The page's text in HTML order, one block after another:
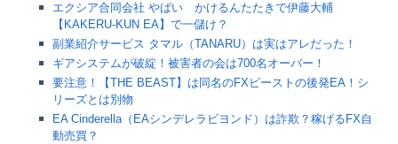
エクシア合同会社 やばい かけるんたたきで伊藤大輔
【KAKERU-KUN EA】で一儲け？
副業紹介サービス タマル（TANARU）は実はアレだった！
ギアシステムが破綻！被害者の会は700名オーバー！
要注意！【THE BEAST】は同名のFXビーストの後発EA！シ
リーズとは別物
EA Cinderella（EAシンデレラビヨンド）は詐欺？稼げるFX自
動売買？